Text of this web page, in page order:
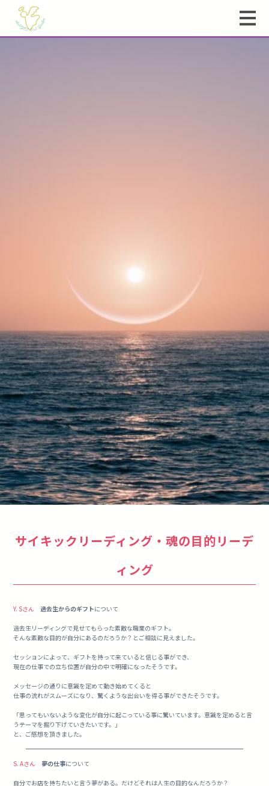
サイキックリーディング・魂の目的リーデ
ィング
Y. Sさん 過去生からのギフトについて
過去生リーディングで見せてもらった素敵な職業のギフト。
そんな素敵な目的が自分にあるのだろうか？とご相談に見えました。
セッションによって、ギフトを持って来ていると信じる事ができ、
現在の仕事での立ち位置が自分の中で明確になったそうです。
メッセージの通りに意識を定めて動き始めてくると
仕事の流れがスムーズになり、驚くような出会いを得る事ができたそうです。
「思ってもいないような変化が自分に起こっている事に驚いています。意識を定めると言
うテーマを掘り下げていきたいです。」
と、ご感想を頂きました。
S. Aさん 夢の仕事について
自分でお店を持ちたいと言う夢がある。だけどそれは人生の目的なんだろうか？